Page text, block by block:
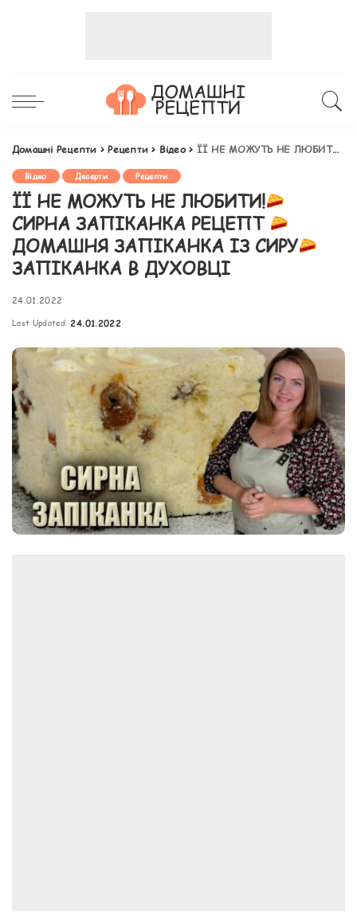
Домашні Рецепти >Рецепти > Відео> ЇЇ НЕ МОЖУТЬ НЕ ЛЮБИТИ!
Відео Десерти Рецепти
ЇЇ НЕ МОЖУТЬ НЕ ЛЮБИТИ!
СИРНА ЗАПІКАНКА РЕЦЕПТ
ДОМАШНЯ ЗАПІКАНКА ІЗ СИРУ
ЗАПІКАНКА В ДУХОВЦІ
24.01.2022
Last Updated: 24.01.2022